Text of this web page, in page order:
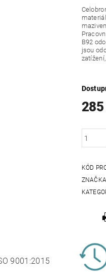
B92
jsou
KÓD
ZNAČKA
9001:2015